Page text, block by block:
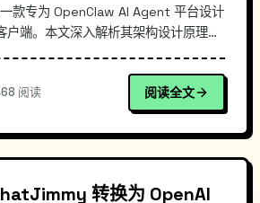
款专为 OpenClaw AI Agent 平台设计
户端。本文深入解析其架构设计原理，
实时通信和本地存储优化，
备上流畅地与 AI 智能体对话，适合需
控 AI 交互场景的用户。
阅读 阅读全文
转换为 OpenAI